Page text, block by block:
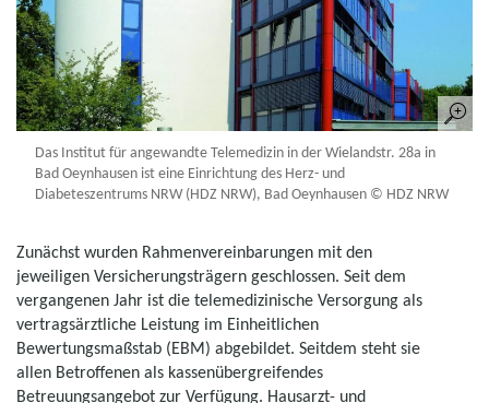
Das Institut für angewandte Telemedizin in der Wielandstr. 28a in
Bad Oeynhausen ist eine Einrichtung des Herz- und
Diabeteszentrums NRW (HDZ NRW), Bad Oeynhausen © HDZ NRW
Zunächst wurden Rahmenvereinbarungen mit den
jeweiligen Versicherungsträgern geschlossen. Seit dem
vergangenen Jahr ist die telemedizinische Versorgung als
vertragsärztliche Leistung im Einheitlichen
Bewertungsmaßstab (EBM) abgebildet. Seitdem steht sie
allen Betroffenen als kassenübergreifendes
Betreuungsangebot zur Verfügung. Hausarzt- und